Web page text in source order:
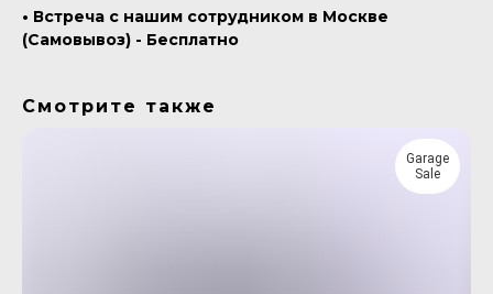
• Встреча с нашим сотрудником в Москве
(Самовывоз) - Бесплатно
Смотрите также
Garage
Sale